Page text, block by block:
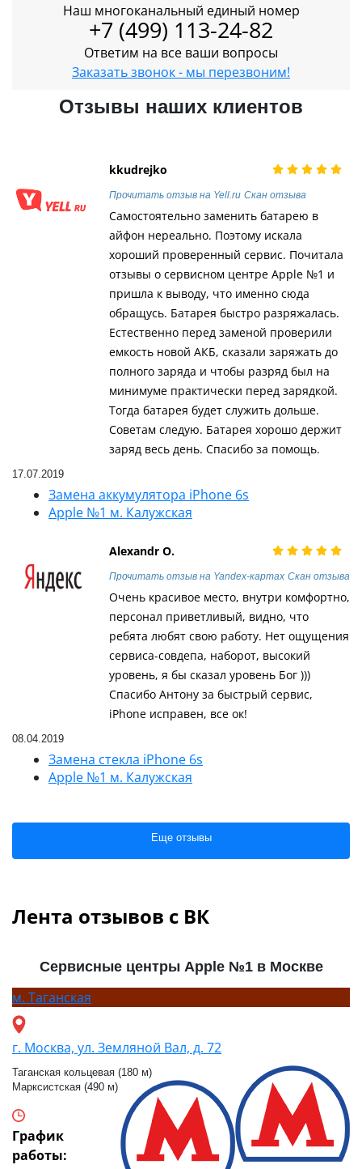
Наш многоканальный единый номер
+7 (499) 113-24-82
Ответим на все ваши вопросы
Заказать звонок - мы перезвоним!
Отзывы наших клиентов
kkudrejko
Прочитать отзыв на Yell.ru Скан отзыва
Самостоятельно заменить батарею в
айфон нереально. Поэтому искала
хороший проверенный сервис. Почитала
отзывы о сервисном центре Apple №1 и
пришла к выводу, что именно сюда
обращусь. Батарея быстро разряжалась.
Естественно перед заменой проверили
емкость новой АКБ, сказали заряжать до
полного заряда и чтобы разряд был на
минимуме практически перед зарядкой.
Тогда батарея будет служить дольше.
Советам следую. Батарея хорошо держит
заряд весь день. Спасибо за помощь.
17.07.2019
Замена аккумулятора iPhone 6s
Apple №1 м. Калужская
Alexandr O.
Прочитать отзыв на Yandex-картах Скан отзыва
Очень красивое место, внутри комфортно,
персонал приветливый, видно, что
ребята любят свою работу. Нет ощущения
сервиса-совдепа, наборот, высокий
уровень, я бы сказал уровень Бог )))
Спасибо Антону за быстрый сервис,
iPhone исправен, все ок!
08.04.2019
Замена стекла iPhone 6s
Apple №1 м. Калужская
Еще отзывы
Лента отзывов с ВК
Сервисные центры Apple №1 в Москве
м. Таганская
г. Москва, ул. Земляной Вал, д. 72
Таганская кольцевая (180 м)
Марксистская (490 м)
График
работы: